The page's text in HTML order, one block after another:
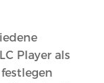
Player als